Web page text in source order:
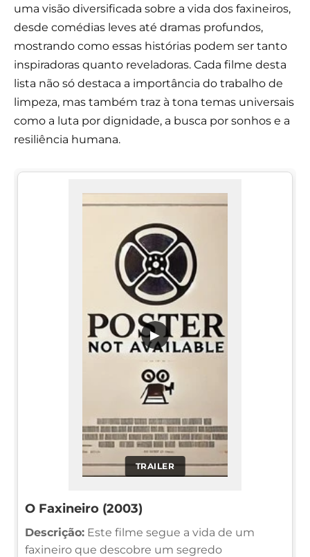
uma visão diversificada sobre a vida dos faxineiros,
desde comédias leves até dramas profundos,
mostrando como essas histórias podem ser tanto
inspiradoras quanto reveladoras. Cada filme desta
lista não só destaca a importância do trabalho de
limpeza, mas também traz à tona temas universais
como a luta por dignidade, a busca por sonhos e a
resiliência humana.
TRAILER
▶
O Faxineiro (2003)
Descrição: Este filme segue a vida de um
faxineiro que descobre um segredo